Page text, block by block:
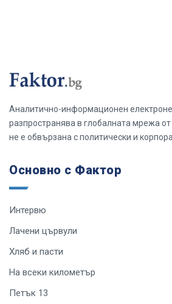
Аналитично-информационен
разпространява в глобалната мрежа
не е обвързана с политически и
Основно с Фактор
Интервю
Лачени цървули
Хляб и пасти
На всеки километър
Петък 13